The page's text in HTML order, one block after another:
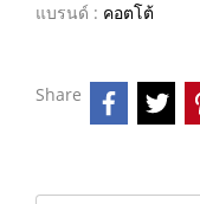
แบรนด์ : คอตโต้
Share